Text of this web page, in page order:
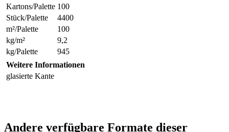
Kartons/Palette 100
Stück/Palette
4400
m²/Palette
100
kg/m²
9,2
kg/Palette
945
Weitere Informationen
glasierte Kante
Andere verfügbare Formate dieser